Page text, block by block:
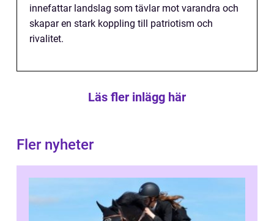
innefattar landslag som tävlar mot varandra och
skapar en stark koppling till patriotism och
rivalitet.
Läs fler inlägg här
Fler nyheter